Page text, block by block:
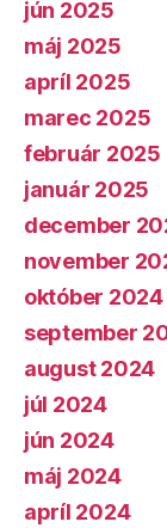
jún 2025
máj 2025
apríl 2025
marec 2025
február 2025
január 2025
december
november
október 2024
september
august 2024
júl 2024
jún 2024
máj 2024
apríl 2024